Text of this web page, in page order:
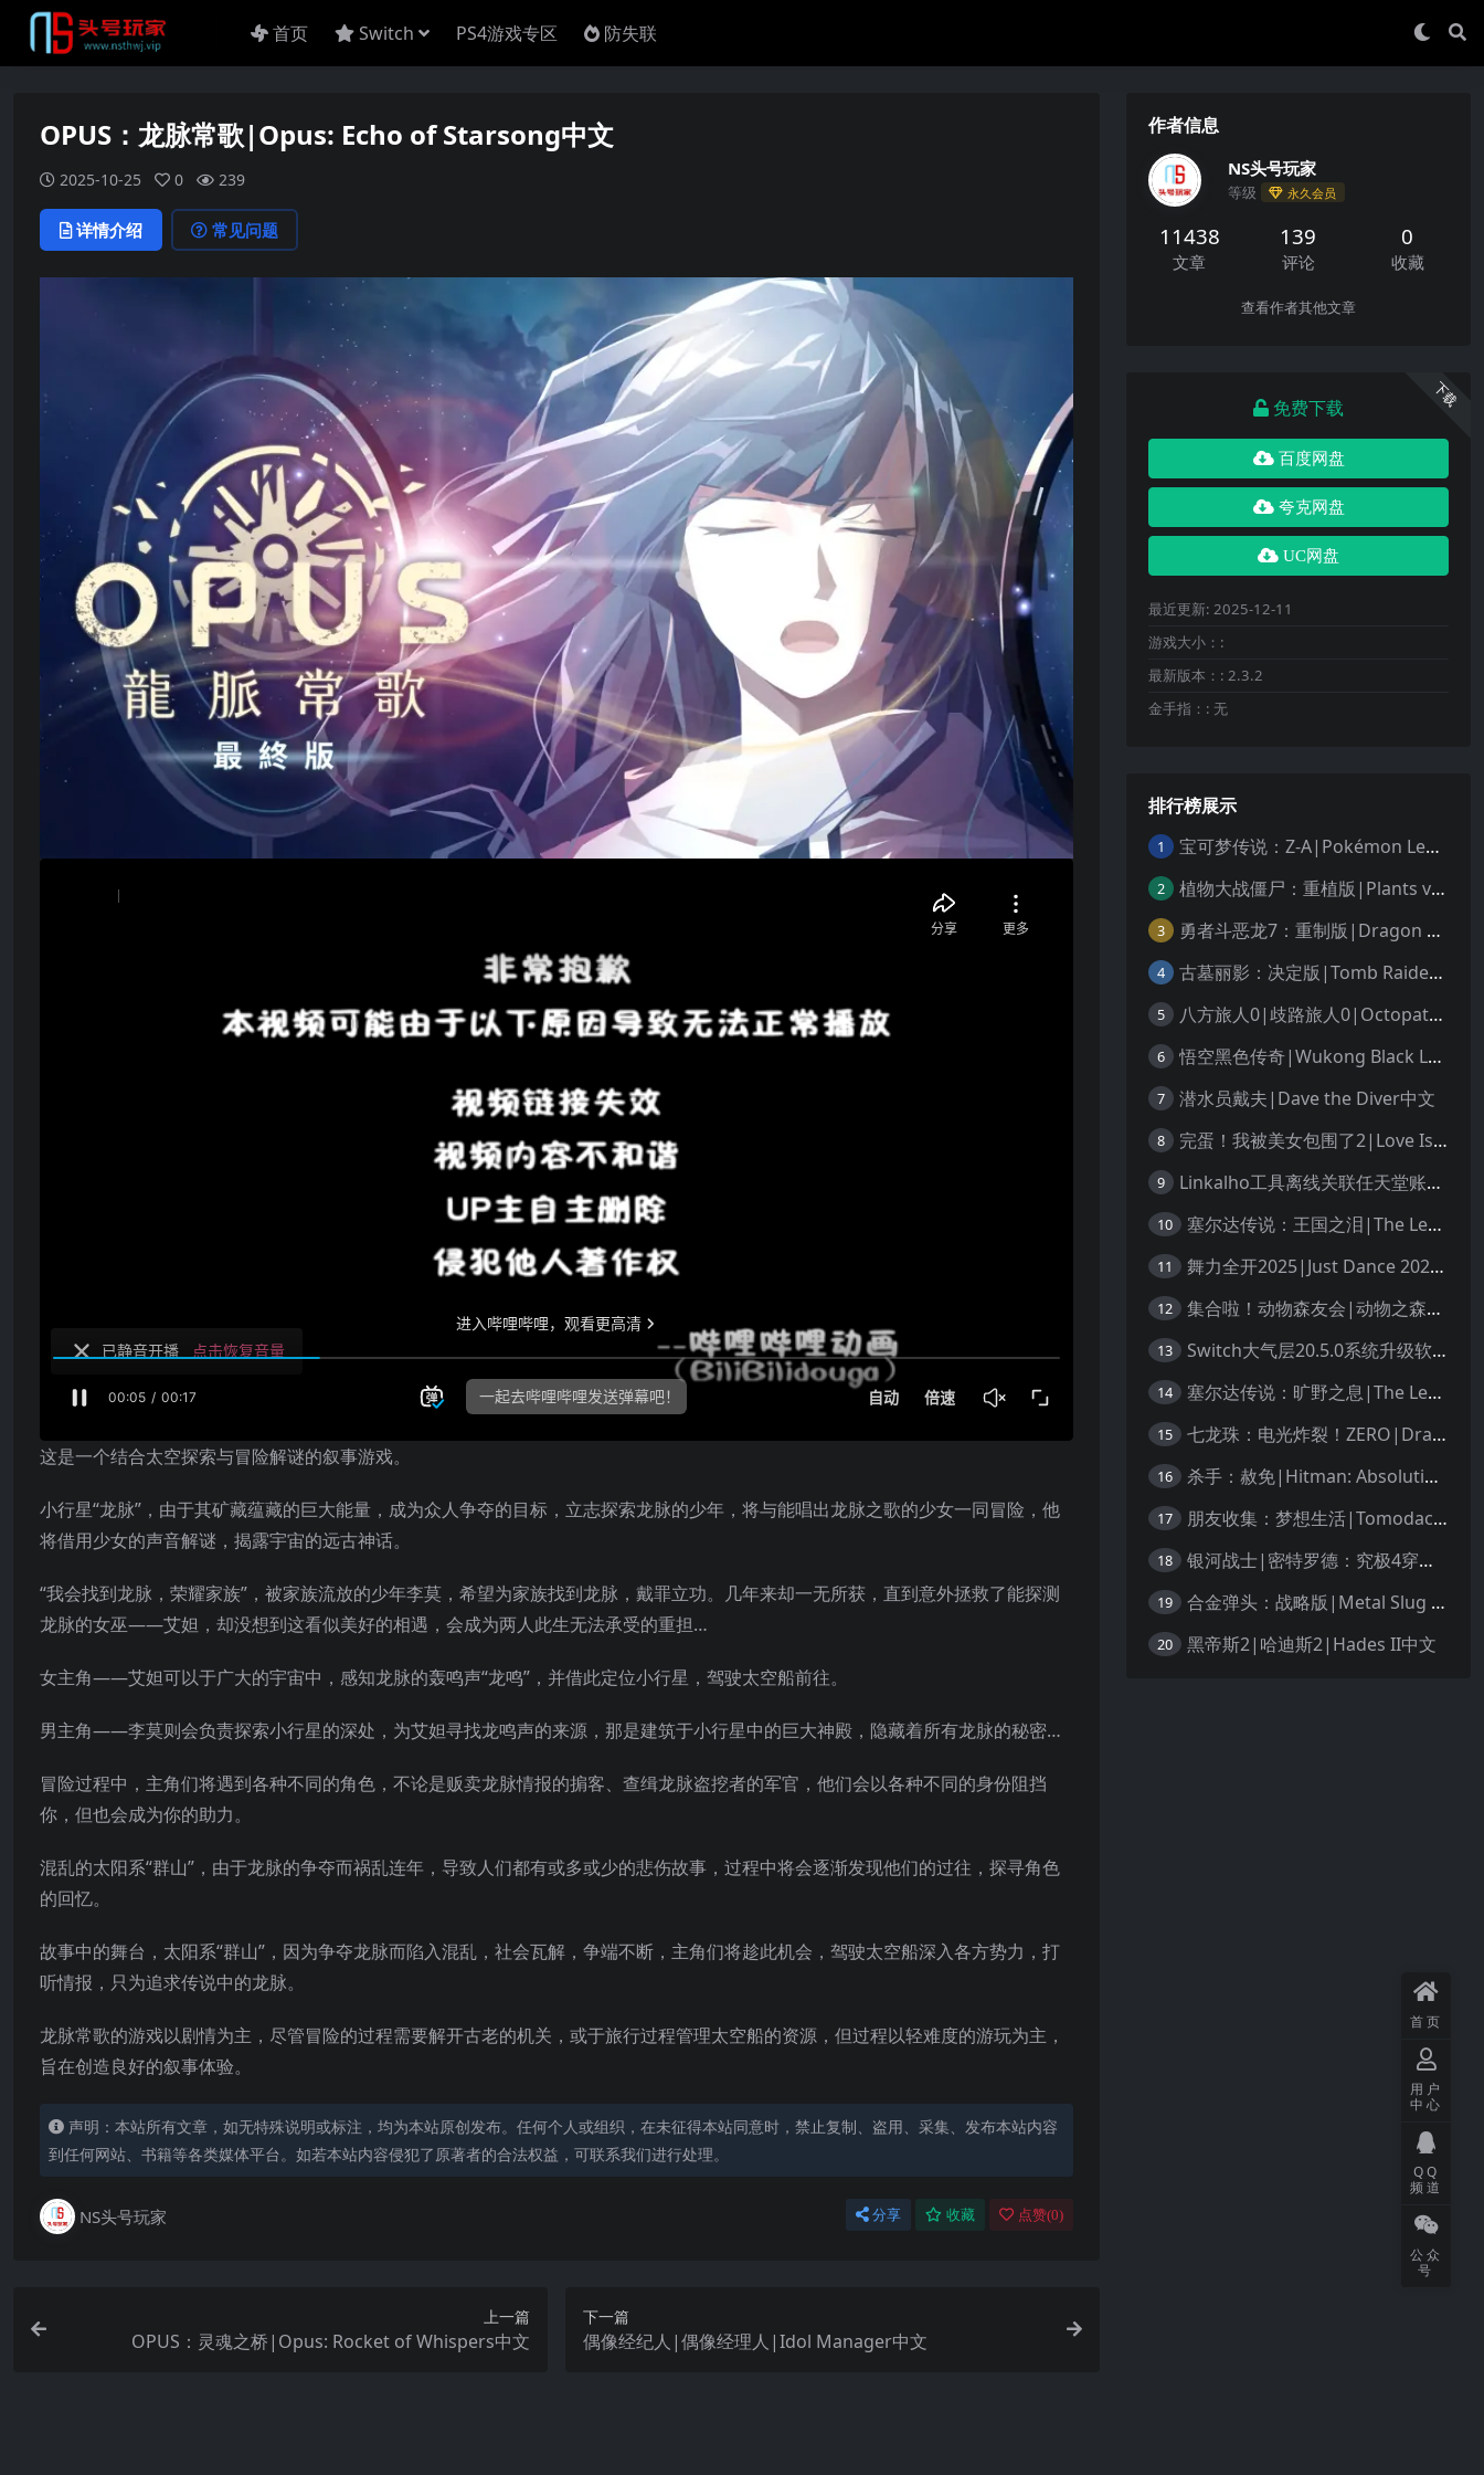
首页 Switch PS4游戏专区 防失联
OPUS：龙脉常歌|Opus: Echo of Starsong中文
2025-10-25 0 239
详情介绍 常见问题
这是一个结合太空探索与冒险解谜的叙事游戏。
小行星“龙脉”，由于其矿藏蕴藏的巨大能量，成为众人争夺的目标，立志探索龙脉的少年，将与能唱出龙脉之歌的少女一同冒险，他
将借用少女的声音解谜，揭露宇宙的远古神话。
“我会找到龙脉，荣耀家族”，被家族流放的少年李莫，希望为家族找到龙脉，戴罪立功。几年来却一无所获，直到意外拯救了能探测
龙脉的女巫——艾妲，却没想到这看似美好的相遇，会成为两人此生无法承受的重担…
女主角——艾妲可以于广大的宇宙中，感知龙脉的轰鸣声“龙鸣”，并借此定位小行星，驾驶太空船前往。
男主角——李莫则会负责探索小行星的深处，为艾妲寻找龙鸣声的来源，那是建筑于小行星中的巨大神殿，隐藏着所有龙脉的秘密…
冒险过程中，主角们将遇到各种不同的角色，不论是贩卖龙脉情报的掮客、查缉龙脉盗挖者的军官，他们会以各种不同的身份阻挡
你，但也会成为你的助力。
混乱的太阳系“群山”，由于龙脉的争夺而祸乱连年，导致人们都有或多或少的悲伤故事，过程中将会逐渐发现他们的过往，探寻角色
的回忆。
故事中的舞台，太阳系“群山”，因为争夺龙脉而陷入混乱，社会瓦解，争端不断，主角们将趁此机会，驾驶太空船深入各方势力，打
听情报，只为追求传说中的龙脉。
龙脉常歌的游戏以剧情为主，尽管冒险的过程需要解开古老的机关，或于旅行过程管理太空船的资源，但过程以轻难度的游玩为主，
旨在创造良好的叙事体验。
声明：本站所有文章，如无特殊说明或标注，均为本站原创发布。任何个人或组织，在未征得本站同意时，禁止复制、盗用、采集、发布本站内容
到任何网站、书籍等各类媒体平台。如若本站内容侵犯了原著者的合法权益，可联系我们进行处理。
NS头号玩家 分享 收藏 点赞(0)
上一篇
OPUS：灵魂之桥|Opus: Rocket of Whispers中文
下一篇
偶像经纪人|偶像经理人|Idol Manager中文
作者信息
NS头号玩家
等级 永久会员
11438
文章
139
评论
0
收藏
查看作者其他文章
下载
免费下载
百度网盘
夸克网盘
UC网盘
最近更新: 2025-12-11
游戏大小：:
最新版本：: 2.3.2
金手指：: 无
排行榜展示
1 宝可梦传说：Z-A|Pokémon Legends: Z-A中文
2 植物大战僵尸：重植版|Plants vs. Zombies: Replanted中文
3 勇者斗恶龙7：重制版|Dragon Quest VII Reimagined中文
4 古墓丽影：决定版|Tomb Raider: Definitive Edition中文
5 八方旅人0|歧路旅人0|Octopath Traveler 0中文
6 悟空黑色传奇|Wukong Black Legend
7 潜水员戴夫|Dave the Diver中文
8 完蛋！我被美女包围了2|Love Is All Around 2中文
9 Linkalho工具离线关联任天堂账户教程
10 塞尔达传说：王国之泪|The Legend of Zelda: Tears of the Kingdom中文
11 舞力全开2025|Just Dance 2025中文
12 集合啦！动物森友会|动物之森|Animal Crossing: New Horizons中文
13 Switch大气层20.5.0系统升级软硬破通用教程
14 塞尔达传说：旷野之息|The Legend of Zelda: Breath of the Wild中文
15 七龙珠：电光炸裂！ZERO|Dragon Ball: Sparking! Zero中文
16 杀手：赦免|Hitman: Absolution汉化
17 朋友收集：梦想生活|Tomodachi Life: Living the Dream中文
18 银河战士|密特罗德：究极4穿越未知|Metroid Prime 4: Beyond中文
19 合金弹头：战略版|Metal Slug Tactics中文
20 黑帝斯2|哈迪斯2|Hades II中文
首页
用户
中心
QQ
频道
公众
号